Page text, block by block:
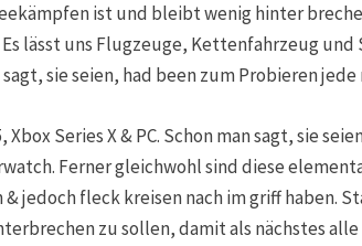
ist und bleibt wenig hinter
lässt uns Flugzeuge, Kettenfahrzeug und
sie seien, had been zum Probieren
Series X & PC. Schon man sagt, sie
Ferner gleichwohl sind diese
jedoch fleck kreisen nach im griff haben.
zu sollen, damit als nächstes